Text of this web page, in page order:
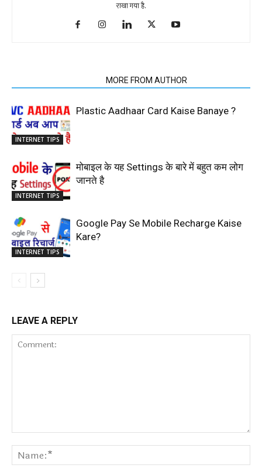
राखा गया है.
MORE FROM AUTHOR
INTERNET TIPS
Plastic Aadhaar Card Kaise Banaye ?
INTERNET TIPS
मोबाइल के यह Settings के बारे में बहुत कम लोग
जानते है
INTERNET TIPS
Google Pay Se Mobile Recharge Kaise
Kare?
LEAVE A REPLY